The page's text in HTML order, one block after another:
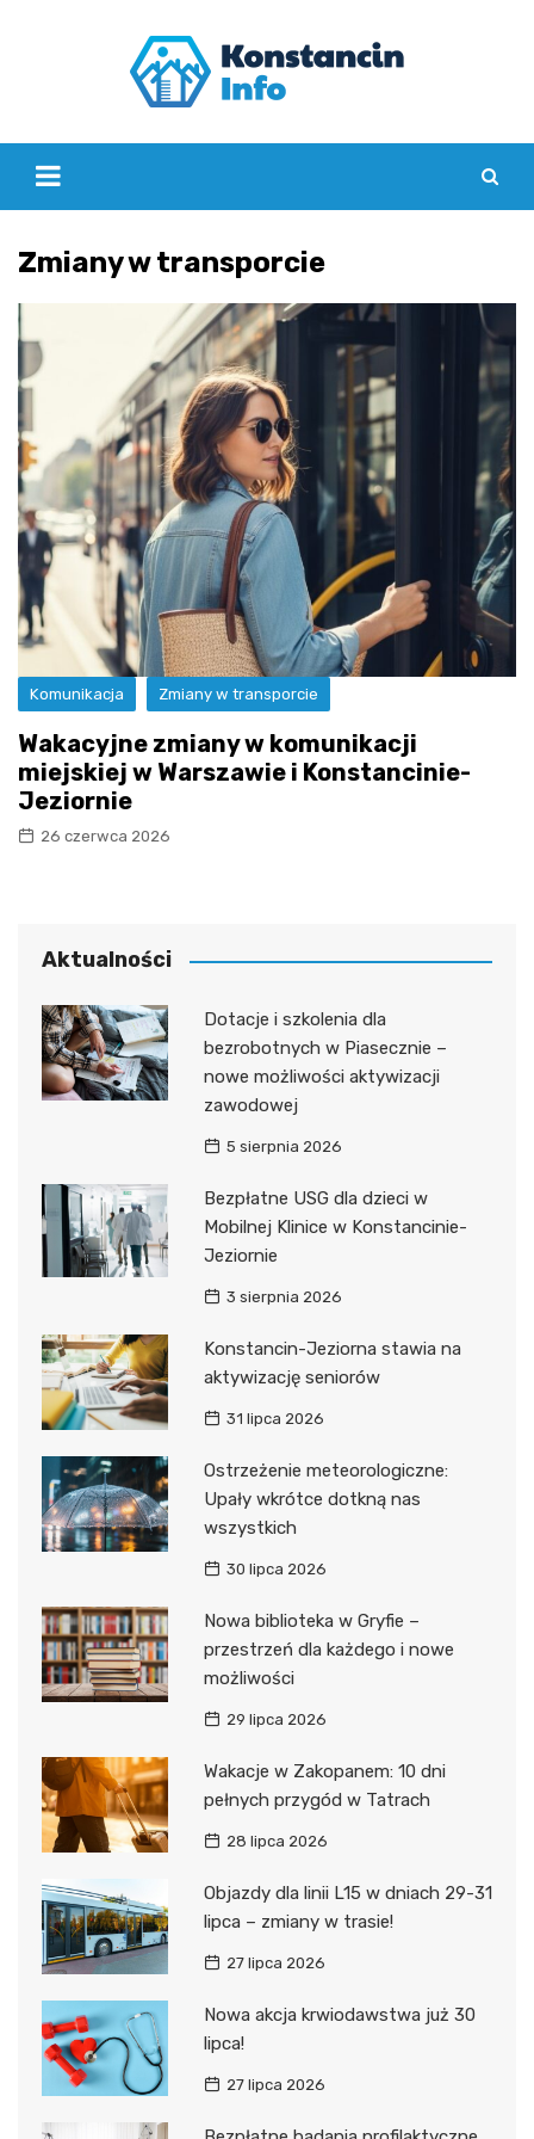
Zmiany w transporcie
Komunikacja Zmiany w transporcie
Wakacyjne zmiany w komunikacji
miejskiej w Warszawie i Konstancinie-
Jeziornie
26 czerwca 2026
Aktualności
Dotacje i szkolenia dla
bezrobotnych w Piasecznie –
nowe możliwości aktywizacji
zawodowej
5 sierpnia 2026
Bezpłatne USG dla dzieci w
Mobilnej Klinice w Konstancinie-
Jeziornie
3 sierpnia 2026
Konstancin-Jeziorna stawia na
aktywizację seniorów
31 lipca 2026
Ostrzeżenie meteorologiczne:
Upały wkrótce dotkną nas
wszystkich
30 lipca 2026
Nowa biblioteka w Gryfie –
przestrzeń dla każdego i nowe
możliwości
29 lipca 2026
Wakacje w Zakopanem: 10 dni
pełnych przygód w Tatrach
28 lipca 2026
Objazdy dla linii L15 w dniach 29-31
lipca – zmiany w trasie!
27 lipca 2026
Nowa akcja krwiodawstwa już 30
lipca!
27 lipca 2026